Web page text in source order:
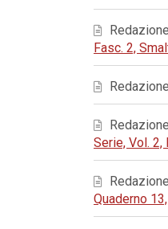
Fasc. 2,
Serie, Vol. 2,
Quaderno